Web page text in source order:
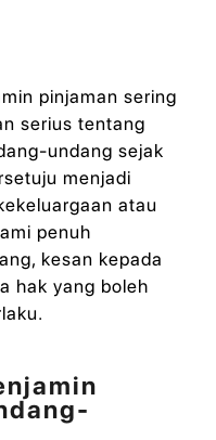
pinjaman sering
serius tentang
undang sejak
menjadi
atau
penuh
kesan kepada
hak yang boleh